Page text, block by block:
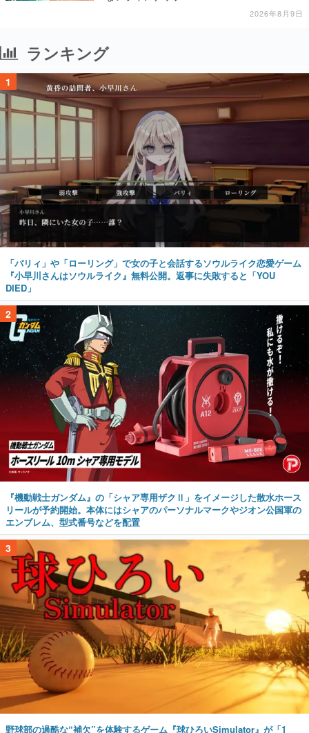
2026年8月9日
ランキング
1
「パリィ」や「ローリング」で女の子と会話するソウルライク恋愛ゲーム
『小早川さんはソウルライク』無料公開。返事に失敗すると「YOU
DIED」
2
『機動戦士ガンダム』の「シャア専用ザクⅡ」をイメージした散水ホース
リールが予約開始。本体にはシャアのパーソナルマークやジオン公国軍の
エンブレム、型式番号などを配置
3
野球部の過酷な“補欠”を体験するゲーム『球ひろいSimulator』が「1